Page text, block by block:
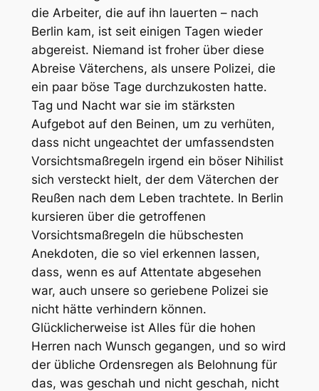
die Arbeiter, die auf ihn lauerten – nach
Berlin kam, ist seit einigen Tagen wieder
abgereist. Niemand ist froher über diese
Abreise Väterchens, als unsere Polizei, die
ein paar böse Tage durchzukosten hatte.
Tag und Nacht war sie im stärksten
Aufgebot auf den Beinen, um zu verhüten,
dass nicht ungeachtet der umfassendsten
Vorsichtsmaßregeln irgend ein böser Nihilist
sich versteckt hielt, der dem Väterchen der
Reußen nach dem Leben trachtete. In Berlin
kursieren über die getroffenen
Vorsichtsmaßregeln die hübschesten
Anekdoten, die so viel erkennen lassen,
dass, wenn es auf Attentate abgesehen
war, auch unsere so geriebene Polizei sie
nicht hätte verhindern können.
Glücklicherweise ist Alles für die hohen
Herren nach Wunsch gegangen, und so wird
der übliche Ordensregen als Belohnung für
das, was geschah und nicht geschah, nicht